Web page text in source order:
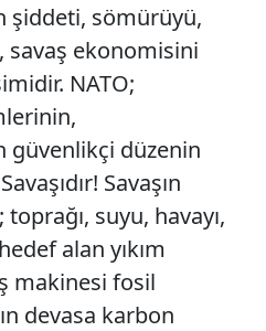
şiddeti, sömürüyü,
savaş ekonomisini
NATO;
güvenlikçi düzenin
Savaşın
suyu, havayı,
alan yıkım
makinesi fosil
devasa karbon